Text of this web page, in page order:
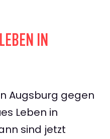
IN
Augsburg gegen
Leben in
sind jetzt